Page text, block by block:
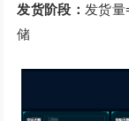
发货阶段： 发货
储